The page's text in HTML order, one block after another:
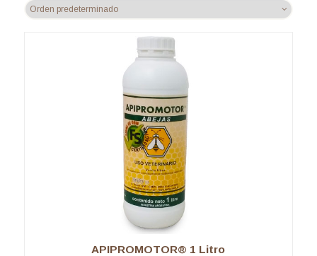
APIPROMOTOR® 1 Litro